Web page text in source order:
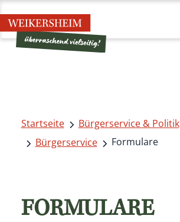
Startseite
Bürgerservice & Politik
Bürgerservice
Formulare
FORMULARE